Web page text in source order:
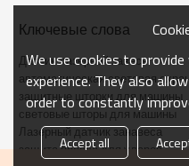
товара
приемника.
Расстояние
обнаружения
30-6000 мм
Время
отклика
≤15 мс
Ключевые слова
Датчик лазерной завесы
автоматическая световая
защитные шторки для машины
световые шторы для машины
Лазерный датчик занавеса
защита пресса для ударов
We use cookies to
experience. They also
order to constantly
Accept all